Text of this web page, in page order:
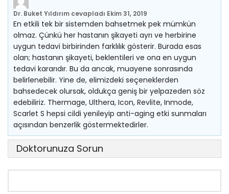
Dr. Buket Yıldırım cevapladı Ekim 31, 2019
En etkili tek bir sistemden bahsetmek pek mümkün
olmaz. Çünkü her hastanın şikayeti ayrı ve herbirine
uygun tedavi birbirinden farklılık gösterir. Burada esas
olan; hastanın şikayeti, beklentileri ve ona en uygun
tedavi kararıdır. Bu da ancak, muayene sonrasında
belirlenebilir. Yine de, elimizdeki seçeneklerden
bahsedecek olursak, oldukça geniş bir yelpazeden söz
edebiliriz. Thermage, Ulthera, Icon, Revlite, Inmode,
Scarlet S hepsi cildi yenileyip anti-aging etki sunmaları
açısından benzerlik göstermektedirler.
Doktorunuza Sorun